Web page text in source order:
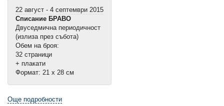
22 август - 4 септември 2015
Списание БРАВО
Двуседмична периодичност
(излиза през събота)
Обем на броя:
32 страници
+ плакати
Формат: 21 х 28 см
Още подробности